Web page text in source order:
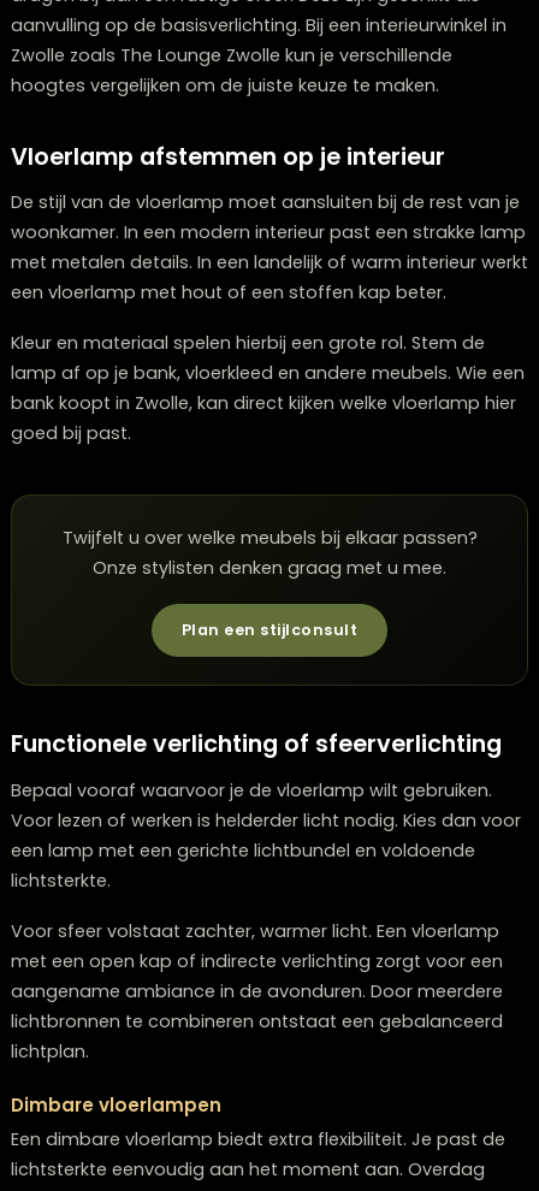
De hoogte van een vloerlamp bepaalt hoe het licht
verspreid. Voor leesverlichting is het prettig als de
zich ongeveer op ooghoogte bevindt wanneer je zit.
Hogere vloerlampen zorgen voor meer indirect licht en
dragen bij aan een rustige sfeer. Deze zijn geschikt als
aanvulling op de basisverlichting. Bij een
Zwolle zoals The Lounge Zwolle kun je verschillende
Vloerlamp afstemmen op je interieur
De stijl van de vloerlamp moet aansluiten bij de rest
met metalen details. In een landelijk of warm interieur
een vloerlamp met hout of een stoffen kap beter.
Kleur en materiaal spelen hierbij een grote rol. Stem de
lamp af op je bank, vloerkleed en andere meubels.
bank koopt in Zwolle, kan direct kijken welke vloerlamp
Twijfelt u over welke meubels bij elkaar passen?
Onze stylisten denken graag met u mee.
Plan een stijlconsult
Functionele verlichting of
Bepaal vooraf waarvoor je de vloerlamp wilt
Voor lezen of werken is helderder licht nodig. Kies dan
een lamp met een gerichte lichtbundel en voldoende